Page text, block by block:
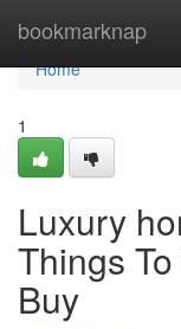
bookmarknap
Home
Home
1
Luxury
Things
Buy